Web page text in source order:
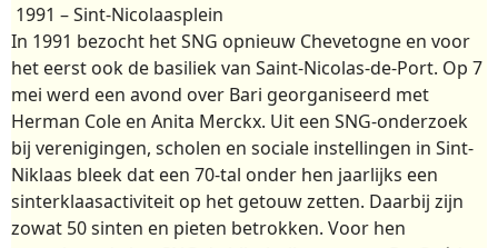
1991 – Sint-Nicolaasplein
In 1991 bezocht het SNG opnieuw Chevetogne en voor
het eerst ook de basiliek van Saint-Nicolas-de-Port. Op 7
mei werd een avond over Bari georganiseerd met
Herman Cole en Anita Merckx. Uit een SNG-onderzoek
bij verenigingen, scholen en sociale instellingen in Sint-
Niklaas bleek dat een 70-tal onder hen jaarlijks een
sinterklaasactiviteit op het getouw zetten. Daarbij zijn
zowat 50 sinten en pieten betrokken. Voor hen